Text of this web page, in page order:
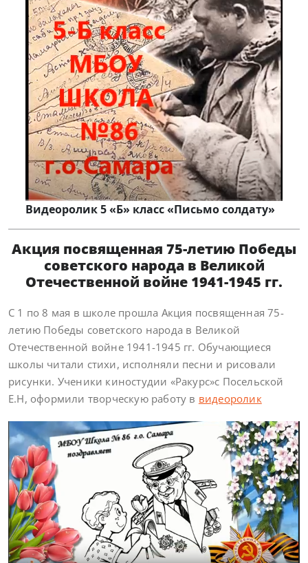
Видеоролик 5 «Б» класс «Письмо солдату»
Акция посвященная 75-летию Победы
советского народа в Великой
Отечественной войне 1941-1945 гг.
C 1 по 8 мая в школе прошла Акция посвященная 75-
летию Победы советского народа в Великой
Отечественной войне 1941-1945 гг. Обучающиеся
школы читали стихи, исполняли песни и рисовали
рисунки. Ученики киностудии «Ракурс»с Посельской
Е.Н, оформили творческую работу в видеоролик